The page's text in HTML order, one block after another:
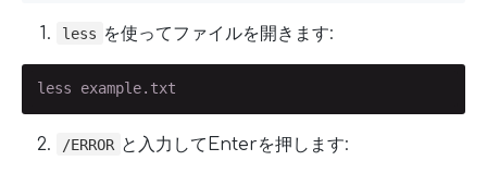
less を使ってファイルを開きます:
less example.txt
/ERROR と入力してEnterを押します: